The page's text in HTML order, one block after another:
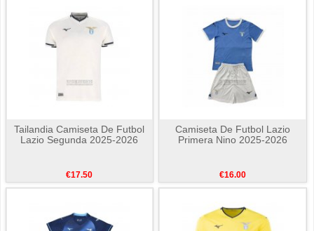
Tailandia Camiseta De Futbol
Lazio Segunda 2025-2026
€17.50
Camiseta De Futbol Lazio
Primera Nino 2025-2026
€16.00